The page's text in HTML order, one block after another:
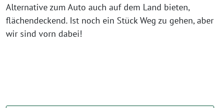
Alternative zum Auto auch auf dem Land bieten,
flächendeckend. Ist noch ein Stück Weg zu gehen, aber
wir sind vorn dabei!